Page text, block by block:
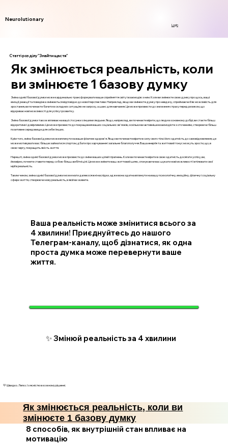
Neurolutionary
Login
Статті розділу "Знайти щастя"
Як змінюється реальність, коли
ви змінюєте 1 базову думку
Зміна однієї базової думки може кардинально трансформувати ваше сприйняття світу і взаємодію з ним. Коли ви змінюєте свою думку про щось, ваші
емоції, реакції та поведінка змінюються відповідно до нової перспективи. Наприклад, якщо ви змінюєте думку про невдачу, сприймаючи її як можливість для
зростання, ви починаєте бачити в складних ситуаціях не загрозу, а шанс для навчання. Це може призвести до зниження страху перед ризиком, що
відкриває нові можливості для успіху і розвитку.
Зміна базової думки також впливає на ваші стосунки з іншими людьми. Якщо, наприклад, ви починаєте вірити, що люди в основному добрі, ви стаєте більш
відкритими і довірливими. Це може призвести до покращення ваших соціальних зв'язків, оскільки ви активніше взаємодієте з оточенням, створюючи більш
позитивне середовище для себе і інших.
Крім того, зміна базової думки може вплинути на ваше фізичне здоров'я. Якщо ви починаєте вірити в силу свого тіла і його здатність до самовідновлення, це
може мотивувати вас більше займатися спортом, дбати про харчування і загальне благополуччя. Ваша енергія та життєвий тонус можуть зрости, що, в
свою чергу, покращить якість життя.
Нарешті, зміна однієї базової думки може призвести до зміни ваших цілей і прагнень. Коли ви починаєте вірити в свою здатність досягати успіху, ви,
ймовірно, почнете ставити перед собою більш амбітні цілі. Це може змінити ваш життєвий шлях, спонукаючи вас шукати нові можливості і втілювати свої
мрії в реальність.
Таким чином, зміна однієї базової думки може мати далекосяжні наслідки, адже вона здатна вплинути на вашу психологічну, емоційну, фізичну і соціальну
сфери життя, створюючи нову реальність, в якій ви живете.
Ваша реальність може змінитися всього за
4 хвилини! Приєднуйтесь до нашого
Телеграм-каналу, щоб дізнатися, як одна
проста думка може перевернути ваше
життя.
✨ Змінюй реальність за 4 хвилини
💛 Швидко. Легко. І з ясністю в кожному рішенні.
Як змінюється реальність, коли ви
змінюєте 1 базову думку
8 способів, як внутрішній стан впливає на
мотивацію